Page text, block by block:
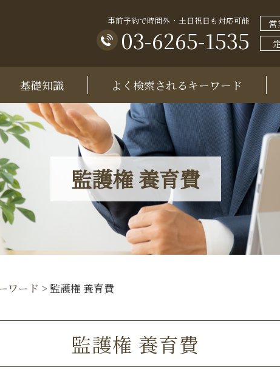
監護権 養育費
事前予約で時間外・土日祝日も対応可能
03-6265-1535
営
基礎知識 よく検索されるキーワード
ワード > 監護権 養育費
監護権 養育費